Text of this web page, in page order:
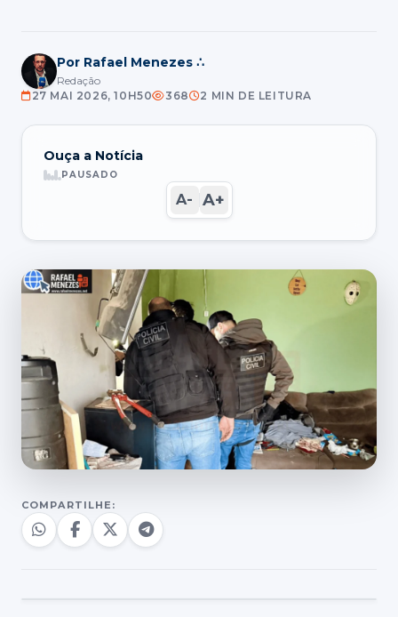
Por Rafael Menezes ∴
Redação
27 MAI 2026, 10H50
368 2 MIN DE LEITURA
Ouça a Notícia
PAUSADO
A- A+
COMPARTILHE: